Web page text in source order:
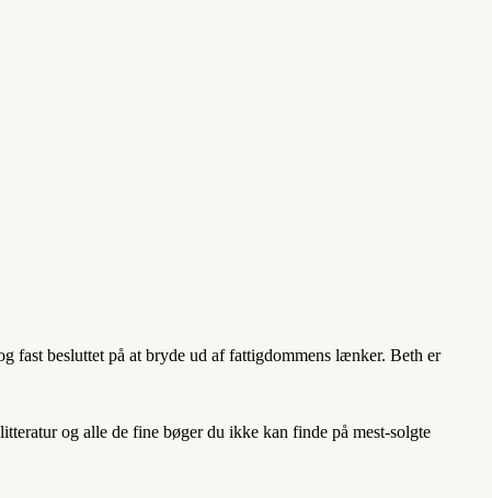
fast besluttet på at bryde ud af fattigdommens lænker. Beth er
og alle de fine bøger du ikke kan finde på mest-solgte